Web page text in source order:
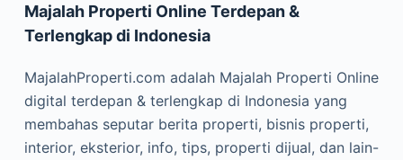
Majalah Properti Online Terdepan &
Terlengkap di Indonesia
MajalahProperti.com adalah Majalah Properti Online
digital terdepan & terlengkap di Indonesia yang
membahas seputar berita properti, bisnis properti,
interior, eksterior, info, tips, properti dijual, dan lain-